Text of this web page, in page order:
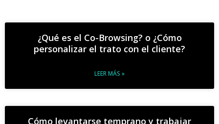
¿Qué es el Co-Browsing? o ¿Cómo
personalizar el trato con el cliente?
LEER MÁS »
Cómo levantarse temprano y trabajar